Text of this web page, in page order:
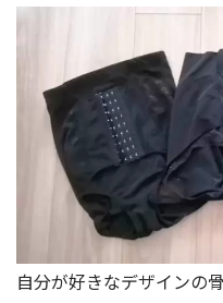
自分が好きなデザインの